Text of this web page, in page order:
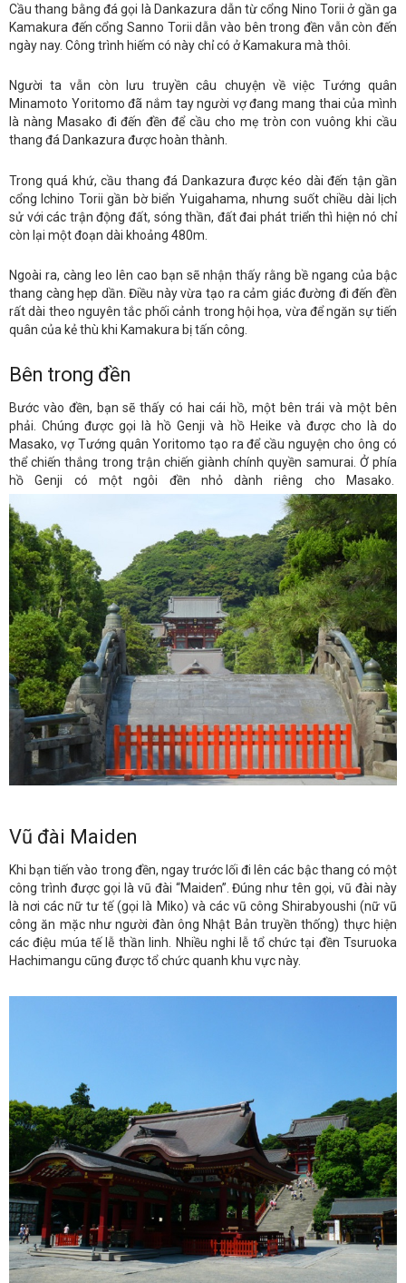
Cầu thang bằng đá gọi là Dankazura dẫn từ cổng Nino Torii ở gần ga
Kamakura đến cổng Sanno Torii dẫn vào bên trong đền vẫn còn đến
ngày nay. Công trình hiếm có này chỉ có ở Kamakura mà thôi.
Người ta vẫn còn lưu truyền câu chuyện về việc Tướng quân
Minamoto Yoritomo đã nắm tay người vợ đang mang thai của mình
là nàng Masako đi đến đền để cầu cho mẹ tròn con vuông khi cầu
thang đá Dankazura được hoàn thành.
Trong quá khứ, cầu thang đá Dankazura được kéo dài đến tận gần
cổng Ichino Torii gần bờ biển Yuigahama, nhưng suốt chiều dài lịch
sử với các trận động đất, sóng thần, đất đai phát triển thì hiện nó chỉ
còn lại một đoạn dài khoảng 480m.
Ngoài ra, càng leo lên cao bạn sẽ nhận thấy rằng bề ngang của bậc
thang càng hẹp dần. Điều này vừa tạo ra cảm giác đường đi đến đền
rất dài theo nguyên tắc phối cảnh trong hội họa, vừa để ngăn sự tiến
quân của kẻ thù khi Kamakura bị tấn công.
Bên trong đền
Bước vào đền, bạn sẽ thấy có hai cái hồ, một bên trái và một bên
phải. Chúng được gọi là hồ Genji và hồ Heike và được cho là do
Masako, vợ Tướng quân Yoritomo tạo ra để cầu nguyện cho ông có
thể chiến thắng trong trận chiến giành chính quyền samurai. Ở phía
hồ Genji có một ngôi đền nhỏ dành riêng cho Masako.
Vũ đài Maiden
Khi bạn tiến vào trong đền, ngay trước lối đi lên các bậc thang có một
công trình được gọi là vũ đài “Maiden”. Đúng như tên gọi, vũ đài này
là nơi các nữ tư tế (gọi là Miko) và các vũ công Shirabyoushi (nữ vũ
công ăn mặc như người đàn ông Nhật Bản truyền thống) thực hiện
các điệu múa tế lễ thần linh. Nhiều nghi lễ tổ chức tại đền Tsuruoka
Hachimangu cũng được tổ chức quanh khu vực này.